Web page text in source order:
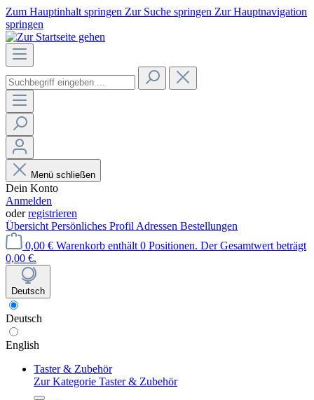
Zum Hauptinhalt springen Zur Suche springen Zur Hauptnavigation
springen
Menü schließen
Dein Konto
Anmelden
oderregistrieren
Übersicht Persönliches Profil Adressen Bestellungen
0,00 € Warenkorb enthält 0 Positionen. Der Gesamtwert beträgt
0,00 €.
Deutsch
Deutsch
English
Taster & Zubehör
Zur Kategorie Taster & Zubehör